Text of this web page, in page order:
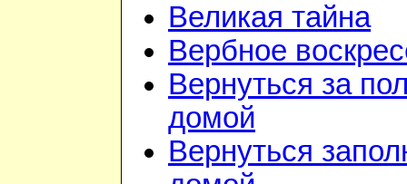
Великая тайна
Вербное
Вернуться за
домой
Вернуться